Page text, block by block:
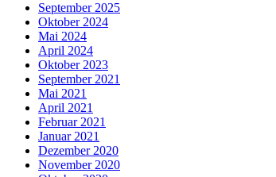
September 2025
Oktober 2024
Mai 2024
April 2024
Oktober 2023
September 2021
Mai 2021
April 2021
Februar 2021
Januar 2021
Dezember 2020
November 2020